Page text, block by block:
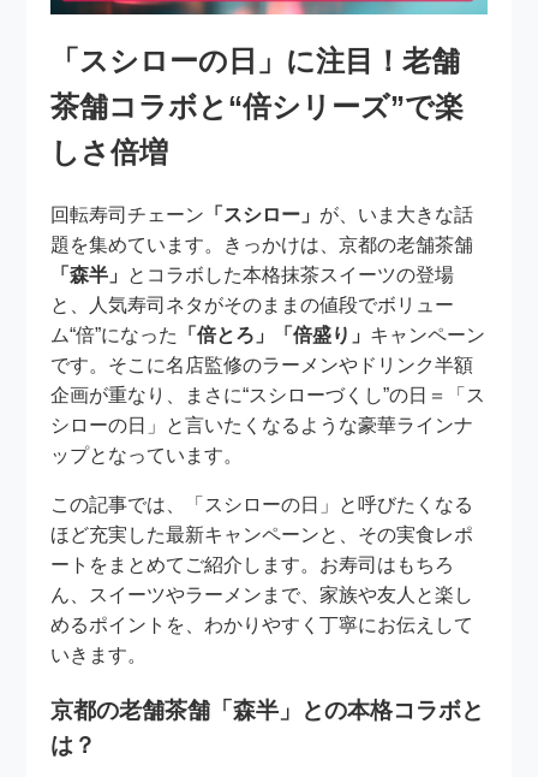
「スシローの日」に注目！老舗
茶舗コラボと“倍シリーズ”で楽
しさ倍増
回転寿司チェーン 「スシロー」 が、いま大きな話
題を集めています。きっかけは、京都の老舗茶舗
「森半」 とコラボした本格抹茶スイーツの登場
と、人気寿司ネタがそのままの値段でボリュー
ム“倍”になった
「倍とろ」「倍盛り」 キャンペーン
です。そこに名店監修のラーメンやドリンク半額
企画が重なり、まさに“スシローづくし”の日＝「ス
シローの日」と言いたくなるような豪華ラインナ
ップとなっています。
この記事では、「スシローの日」と呼びたくなる
ほど充実した最新キャンペーンと、その実食レポ
ートをまとめてご紹介します。お寿司はもちろ
ん、スイーツやラーメンまで、家族や友人と楽し
めるポイントを、わかりやすく丁寧にお伝えして
いきます。
京都の老舗茶舗「森半」との本格コラボと
は？